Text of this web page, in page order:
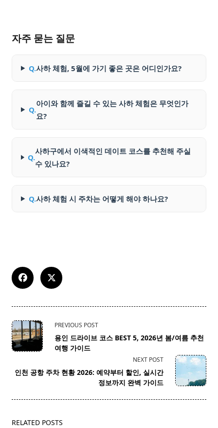
자주 묻는 질문
Q.사하 체험, 5월에 가기 좋은 곳은 어디인가요?
Q.
아이와 함께 즐길 수 있는 사하 체험은 무엇인가
요?
Q.
사하구에서 이색적인 데이트 코스를 추천해 주실
수 있나요?
Q.사하 체험 시 주차는 어떻게 해야 하나요?
<span
class="nav-
subtitle
reader-
PREVIOUS POST
용인 드라이브 코스 BEST 5, 2026년 봄/여름 추천
여행 가이드
NEXT POST
인천 공항 주차 현황 2026: 예약부터 할인, 실시간
정보까지 완벽 가이드
RELATED POSTS